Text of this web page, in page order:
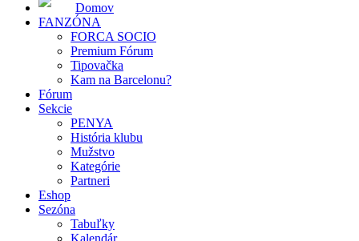
Domov
FANZÓNA
FORCA SOCIO
Premium Fórum
Tipovačka
Kam na Barcelonu?
Fórum
Sekcie
PENYA
História klubu
Mužstvo
Kategórie
Partneri
Eshop
Sezóna
Tabuľky
Kalendár